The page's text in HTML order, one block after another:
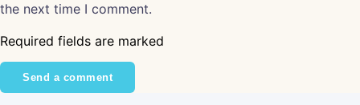
the next time I comment.
Required fields are marked